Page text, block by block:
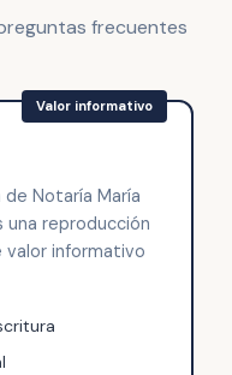
frecuentes
Notaría María
una reproducción
valor informativo